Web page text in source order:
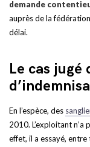
demande
auprès de la
délai.
Le cas jugé
En l’espèce, des
2010. L’exploitant
effet, il a essayé,